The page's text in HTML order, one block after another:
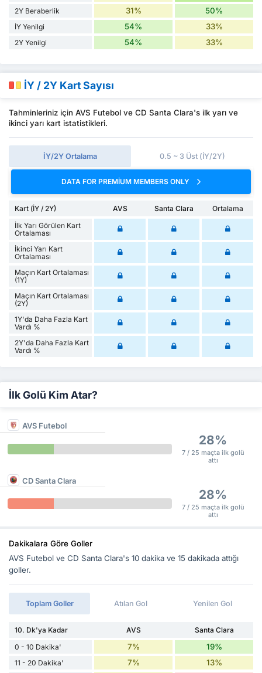
2Y Beraberlik 31% 50%
İY Yenilgi 54% 33%
2Y Yenilgi 54% 33%
İY / 2Y Kart Sayısı
Tahminleriniz için AVS Futebol ve CD Santa Clara's ilk yarı ve
ikinci yarı kart istatistikleri.
İY/2Y Ortalama 0.5 ~ 3 Üst (İY/2Y)
DATA FOR PREMIUM MEMBERS ONLY
Kart (İY / 2Y) AVS Santa Clara
Ortalama
İlk Yarı Görülen Kart
Ortalaması
İkinci Yarı Kart
Ortalaması
Maçın Kart Ortalaması
(1Y)
Maçın Kart Ortalaması
(2Y)
1Y'da Daha Fazla Kart
Vardı %
2Y'da Daha Fazla Kart
Vardı %
İlk Golü Kim Atar?
AVS Futebol
28%
7 / 25 maçta ilk golü
attı
CD Santa Clara
28%
7 / 25 maçta ilk golü
attı
Dakikalara Göre Goller
AVS Futebol ve CD Santa Clara's 10 dakika ve 15 dakikada attığı
goller.
Toplam Goller Atılan Gol Yenilen Gol
10. Dk'ya Kadar AVS
Santa Clara
0 - 10 Dakika'
7% 19%
11 - 20 Dakika' 7% 13%